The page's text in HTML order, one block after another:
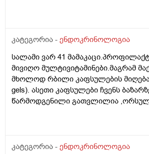
კატეგორია - ენდოკრინოლოგია
სალამი ვარ 41
მივიღო მულტივიტამინები.მაგრამ
მხოლოდ რბილი კაფსულების მიღება
gels). ასეთი კაფსულები ჩვენს
წარმოდგენილი გათვლილია
კარგად მოგეხსენებათ რატომაც)
რკინას. თუ შემიძლია მივიღო ასეთი
კატეგორია - ენდოკრინოლოგია